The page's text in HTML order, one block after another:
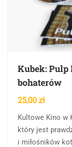
Kubek:
bohaterów
25,00 zł
Kultowe Kino w
który jest
i miłośników